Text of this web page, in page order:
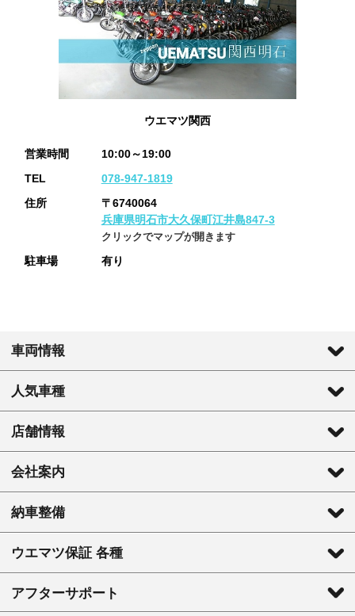
ウエマツ関西
営業時間
10:00～19:00
TEL
078-947-1819
住所
〒6740064
兵庫県明石市大久保町江井島847-3
クリックでマップが開きます
駐車場 有り
車両情報
人気車種
店舗情報
会社案内
納車整備
ウエマツ保証 各種
アフターサポート